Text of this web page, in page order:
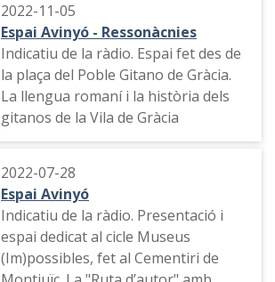
2022-11-05
Espai Avinyó - Ressonàcnies
Indicatiu de la ràdio. Espai fet des de
la plaça del Poble Gitano de Gràcia.
La llengua romaní i la història dels
gitanos de la Vila de Gràcia
2022-07-28
Espai Avinyó
Indicatiu de la ràdio. Presentació i
espai dedicat al cicle Museus
(Im)possibles, fet al Cementiri de